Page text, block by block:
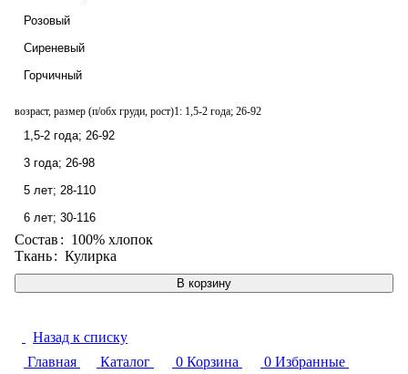
В корзину
Розовый
Сиреневый
Горчичный
возраст, размер (п/обх груди, рост)1: 1,5-2 года; 26-92
1,5-2 года; 26-92
3 года; 26-98
5 лет; 28-110
6 лет; 30-116
Состав: 100% хлопок
Ткань: Кулирка
Назад к списку
Главная
Каталог 0 Корзина 0 Избранные